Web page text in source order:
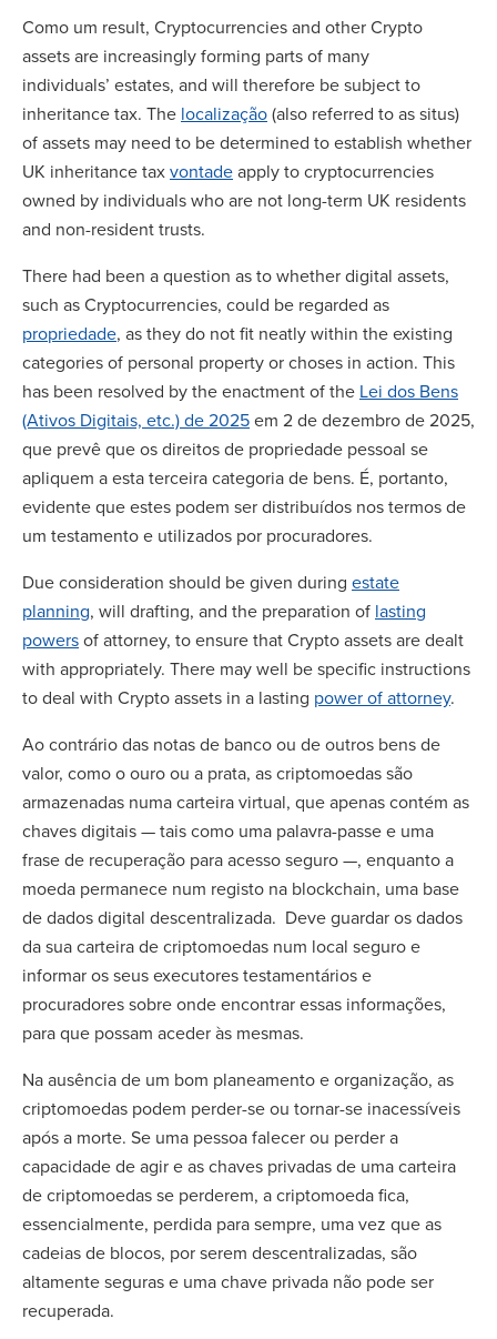
Como um result, Cryptocurrencies and other Crypto
assets are increasingly forming parts of many
individuals’ estates, and will therefore be subject to
inheritance tax. The localização(also referred to as situs)
of assets may need to be determined to establish whether
UK inheritance taxvontadeapply to cryptocurrencies
owned by individuals who are not long-term UK residents
and non-resident trusts.
There had been a question as to whether digital assets,
such as Cryptocurrencies, could be regarded as
propriedade, as they do not fit neatly within the existing
categories of personal property or choses in action. This
has been resolved by the enactment of the Lei dos Bens
(Ativos Digitais, etc.) de 2025em 2 de dezembro de 2025,
que prevê que os direitos de propriedade pessoal se
apliquem a esta terceira categoria de bens. É, portanto,
evidente que estes podem ser distribuídos nos termos de
um testamento e utilizados por procuradores.
Due consideration should be given during estate
planning, will drafting, and the preparation of lasting
powersof attorney, to ensure that Crypto assets are dealt
with appropriately. There may well be specific instructions
to deal with Crypto assets in a lasting power of attorney.
Ao contrário das notas de banco ou de outros bens de
valor, como o ouro ou a prata, as criptomoedas são
armazenadas numa carteira virtual, que apenas contém as
chaves digitais — tais como uma palavra-passe e uma
frase de recuperação para acesso seguro —, enquanto a
moeda permanece num registo na blockchain, uma base
de dados digital descentralizada. Deve guardar os dados
da sua carteira de criptomoedas num local seguro e
informar os seus executores testamentários e
procuradores sobre onde encontrar essas informações,
para que possam aceder às mesmas.
Na ausência de um bom planeamento e organização, as
criptomoedas podem perder-se ou tornar-se inacessíveis
após a morte. Se uma pessoa falecer ou perder a
capacidade de agir e as chaves privadas de uma carteira
de criptomoedas se perderem, a criptomoeda fica,
essencialmente, perdida para sempre, uma vez que as
cadeias de blocos, por serem descentralizadas, são
altamente seguras e uma chave privada não pode ser
recuperada.